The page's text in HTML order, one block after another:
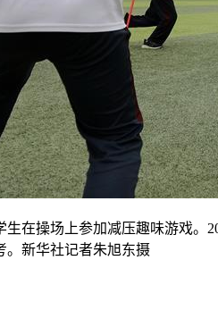
在操场上参加减压趣味游戏
。新华社记者朱旭东摄